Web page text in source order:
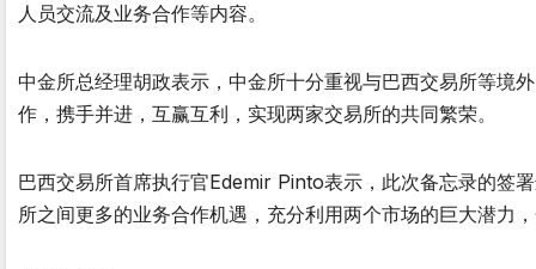
人员交流及业务合作等内容。
中金所总经理胡政表示，中金所十分重视与巴西交易所等境
作，携手并进，互赢互利，实现两家交易所的共同繁荣。
巴西交易所首席执行官Edemir Pinto表示，此次备忘录的签
所之间更多的业务合作机遇，充分利用两个市场的巨大潜力